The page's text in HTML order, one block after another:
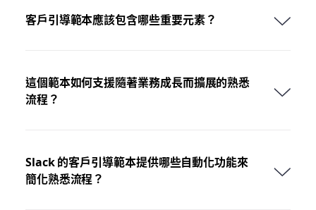
客戶引導範本應該包含哪些重要元素？
這個範本如何支援隨著業務成長而擴展的熟悉
流程？
Slack 的客戶引導範本提供哪些自動化功能來
簡化熟悉流程？